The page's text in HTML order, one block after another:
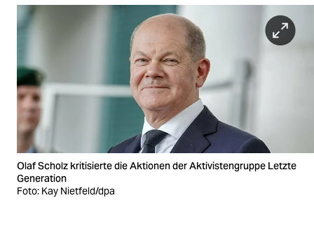
wahrheit
verlag
veranstaltungen
shop
fragen & hilfe
unterstützen
Olaf Scholz kritisierte die Aktionen der Aktivistengruppe Letzte
Generation
Foto: Kay Nietfeld/dpa